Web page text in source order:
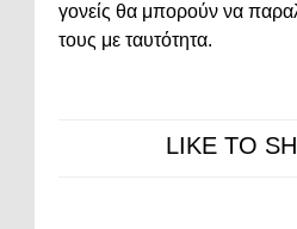
γονείς θα μπορούν να
τους με ταυτότητα.
LIKE TO